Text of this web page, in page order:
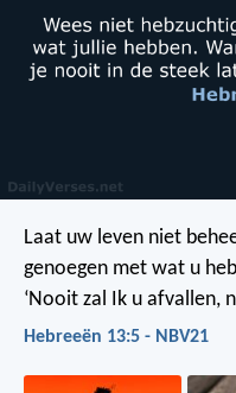
Laat uw leven niet
genoegen met wat u
‘Nooit zal Ik u afvallen,
Hebreeën 13:5 - NBV21